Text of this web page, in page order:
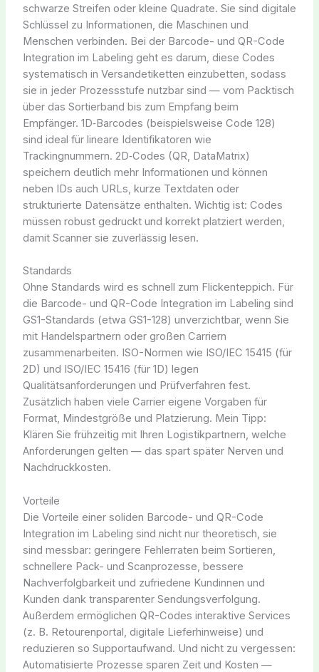
schwarze Streifen oder kleine Quadrate. Sie sind digitale
Schlüssel zu Informationen, die Maschinen und
Menschen verbinden. Bei der Barcode- und QR-Code
Integration im Labeling geht es darum, diese Codes
systematisch in Versandetiketten einzubetten, sodass
sie in jeder Prozessstufe nutzbar sind — vom Packtisch
über das Sortierband bis zum Empfang beim
Empfänger. 1D‑Barcodes (beispielsweise Code 128)
sind ideal für lineare Identifikatoren wie
Trackingnummern. 2D‑Codes (QR, DataMatrix)
speichern deutlich mehr Informationen und können
neben IDs auch URLs, kurze Textdaten oder
strukturierte Datensätze enthalten. Wichtig ist: Codes
müssen robust gedruckt und korrekt platziert werden,
damit Scanner sie zuverlässig lesen.
Standards
Ohne Standards wird es schnell zum Flickenteppich. Für
die Barcode- und QR-Code Integration im Labeling sind
GS1-Standards (etwa GS1-128) unverzichtbar, wenn Sie
mit Handelspartnern oder großen Carriern
zusammenarbeiten. ISO-Normen wie ISO/IEC 15415 (für
2D) und ISO/IEC 15416 (für 1D) legen
Qualitätsanforderungen und Prüfverfahren fest.
Zusätzlich haben viele Carrier eigene Vorgaben für
Format, Mindestgröße und Platzierung. Mein Tipp:
Klären Sie frühzeitig mit Ihren Logistikpartnern, welche
Anforderungen gelten — das spart später Nerven und
Nachdruckkosten.
Vorteile
Die Vorteile einer soliden Barcode- und QR-Code
Integration im Labeling sind nicht nur theoretisch, sie
sind messbar: geringere Fehlerraten beim Sortieren,
schnellere Pack- und Scanprozesse, bessere
Nachverfolgbarkeit und zufriedene Kundinnen und
Kunden dank transparenter Sendungsverfolgung.
Außerdem ermöglichen QR-Codes interaktive Services
(z. B. Retourenportal, digitale Lieferhinweise) und
reduzieren so Supportaufwand. Und nicht zu vergessen:
Automatisierte Prozesse sparen Zeit und Kosten —